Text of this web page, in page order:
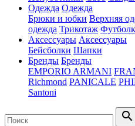
Одежда Одежда
Брюки и юбки Верхняя
одежда Трикотаж
Аксессуары Аксессуары
Бейсболки Шапки
Бренды Бренды
EMPORIO ARMANI
Richmond PANICALE
Santoni
search